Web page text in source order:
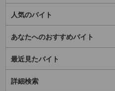
人気のバイト
あなたへのおすすめバイト
最近見たバイト
詳細検索